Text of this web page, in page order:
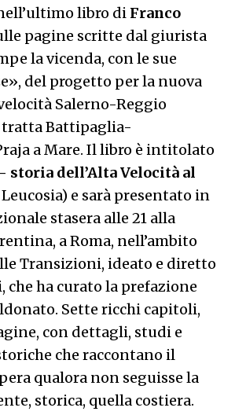
libro diFranco
pagine scritte dal giurista
la vicenda, con le sue
del progetto per la nuova
Salerno-Reggio
tratta Battipaglia-
a Mare. Il libro è intitolato
storia dell’Alta Velocità al
e sarà presentato in
stasera alle 21 alla
a Roma, nell’ambito
Transizioni, ideato e diretto
che ha curato la prefazione
Sette ricchi capitoli,
con dettagli, studi e
che raccontano il
qualora non seguisse la
storica, quella costiera.